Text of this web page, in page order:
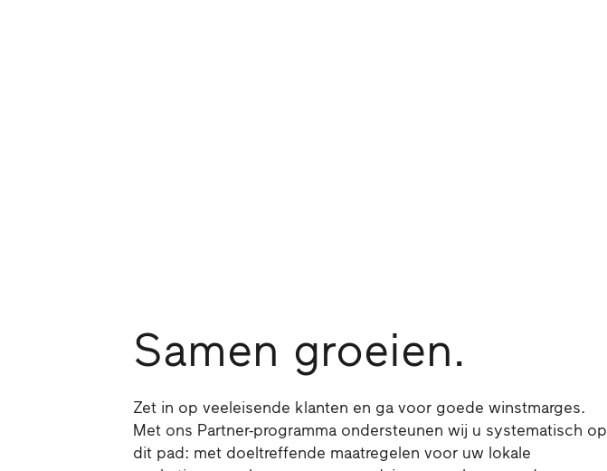
Samen groeien.
Zet in op veeleisende klanten en ga voor goede winstmarges.
Met ons Partner-programma ondersteunen wij u systematisch op
dit pad: met doeltreffende maatregelen voor uw lokale